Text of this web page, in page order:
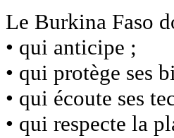
Le Burkina Faso
• qui anticipe ;
• qui protège ses
• qui écoute ses
• qui respecte la